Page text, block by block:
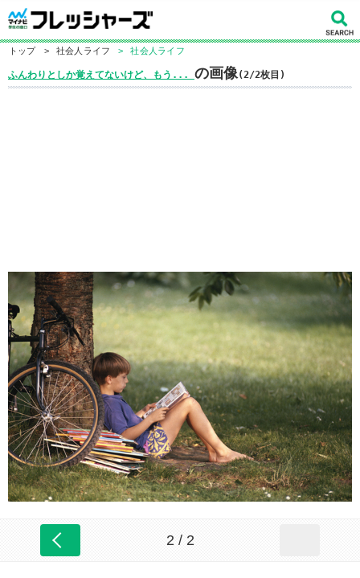
トップ > 社会人ライフ > 社会人ライフ
ふんわりとしか覚えてないけど、もう... の画像(2/2枚目)
2 / 2